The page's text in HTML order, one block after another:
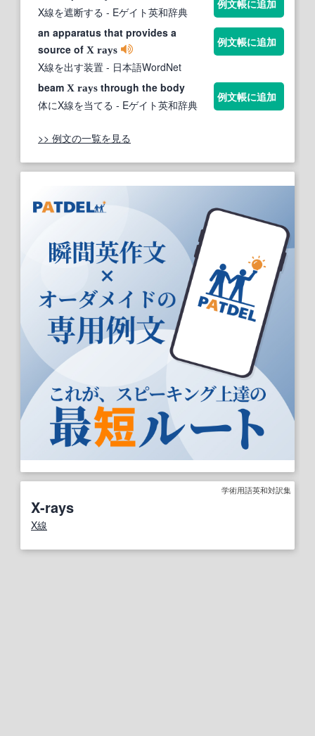
X線を遮断する - Eゲイト英和辞典
例文帳に追加
an apparatus that provides a
source of X rays
X線を出す装置 - 日本語WordNet
例文帳に追加
beam X rays through the body
体にX線を当てる - Eゲイト英和辞典
例文帳に追加
>> 例文の一覧を見る
学術用語英和対訳集
X-rays
X線